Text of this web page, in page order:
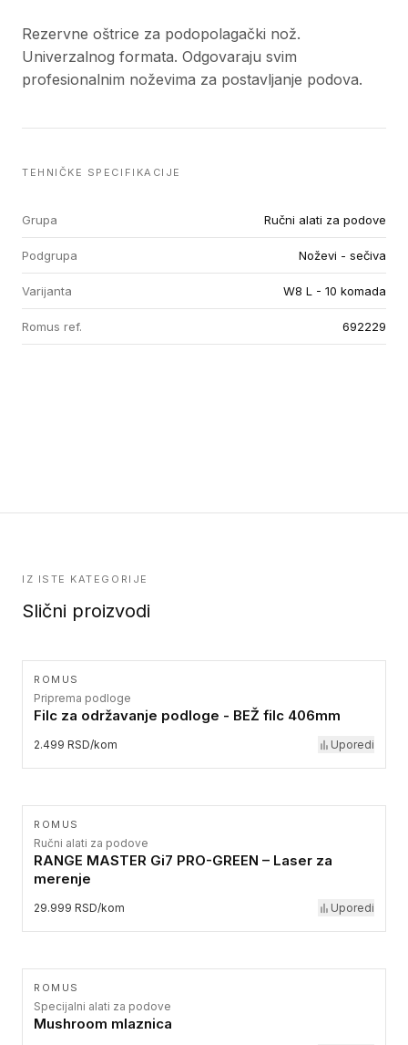
Rezervne oštrice za podopolagački nož.
Univerzalnog formata. Odgovaraju svim
profesionalnim noževima za postavljanje podova.
TEHNIČKE SPECIFIKACIJE
Grupa Ručni alati za podove
Podgrupa Noževi - sečiva
Varijanta W8 L - 10 komada
Romus ref. 692229
IZ ISTE KATEGORIJE
Slični proizvodi
ROMUS
Priprema podloge
Filc za održavanje podloge - BEŽ filc 406mm
2.499 RSD/kom Uporedi
ROMUS
Ručni alati za podove
RANGE MASTER Gi7 PRO-GREEN – Laser za
merenje
29.999 RSD/kom Uporedi
ROMUS
Specijalni alati za podove
Mushroom mlaznica